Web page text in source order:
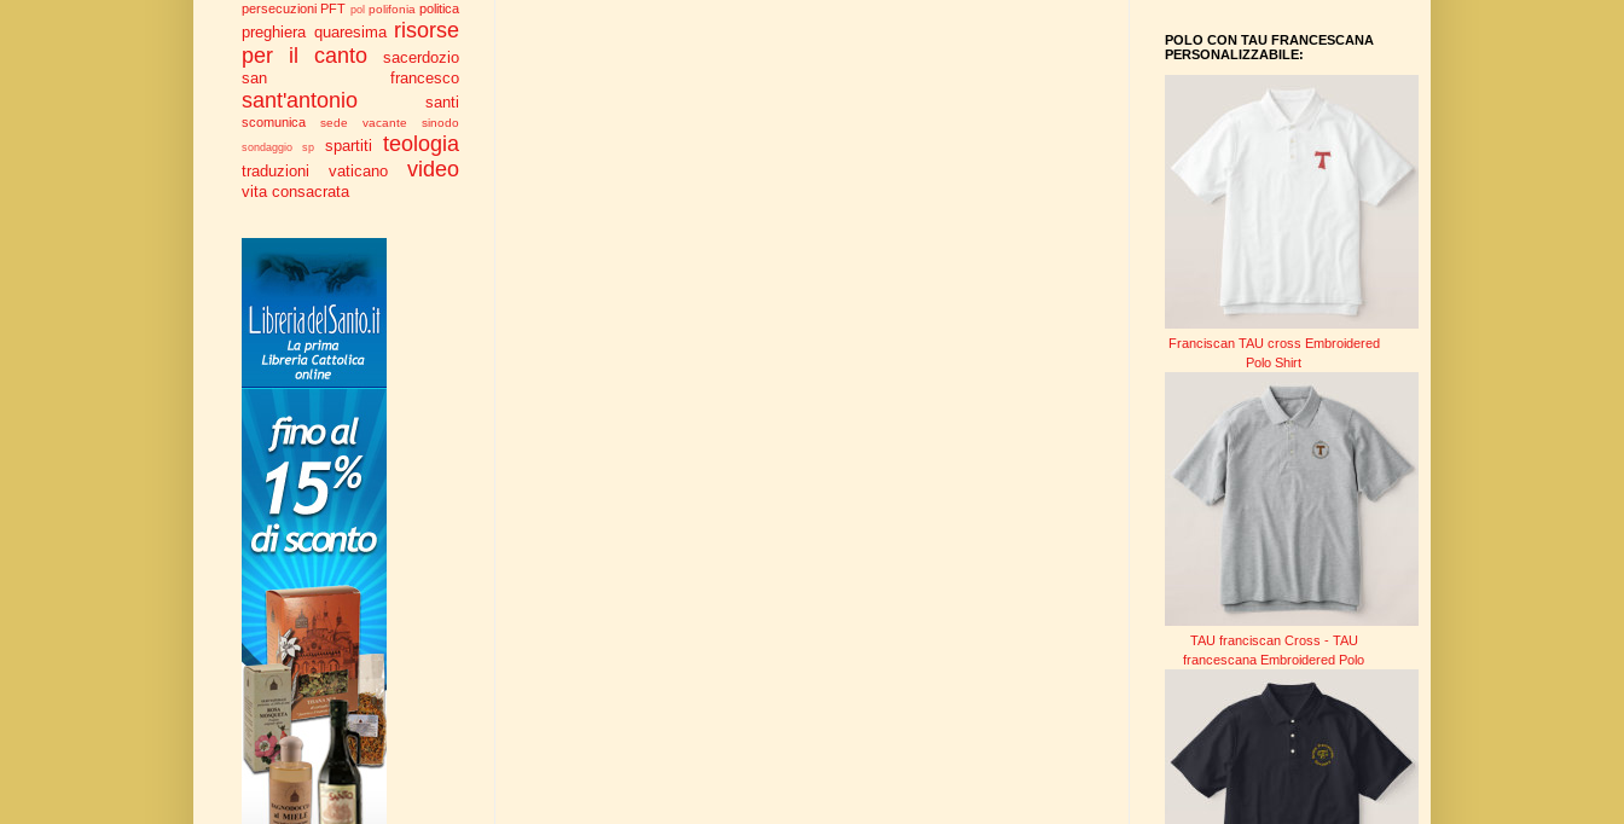
persecuzioni PFT pol polifonia politica
preghiera quaresima risorse
per il canto
sacerdozio
san francesco
sant'antonio santi
scomunica sede vacante sinodo
sondaggio sp spartiti teologia
traduzioni vaticano video
vita consacrata
POLO CON TAU FRANCESCANA
PERSONALIZZABILE:
Franciscan TAU cross Embroidered
Polo Shirt
TAU franciscan Cross - TAU
francescana Embroidered Polo